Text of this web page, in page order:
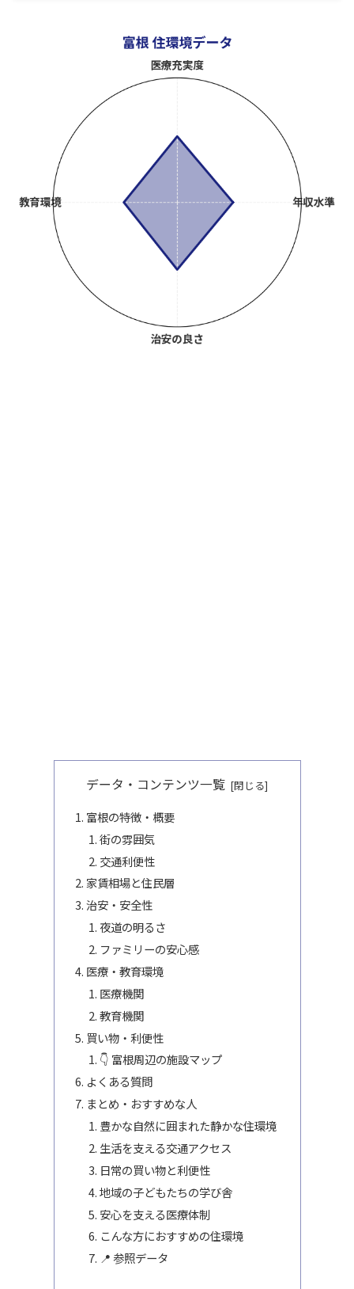
データ・コンテンツ一覧
富根の特徴・概要
街の雰囲気
交通利便性
家賃相場と住民層
治安・安全性
夜道の明るさ
ファミリーの安心感
医療・教育環境
医療機関
教育機関
買い物・利便性
👇 富根周辺の施設マップ
よくある質問
まとめ・おすすめな人
豊かな自然に囲まれた静かな住環境
生活を支える交通アクセス
日常の買い物と利便性
地域の子どもたちの学び舎
安心を支える医療体制
こんな方におすすめの住環境
📍 参照データ